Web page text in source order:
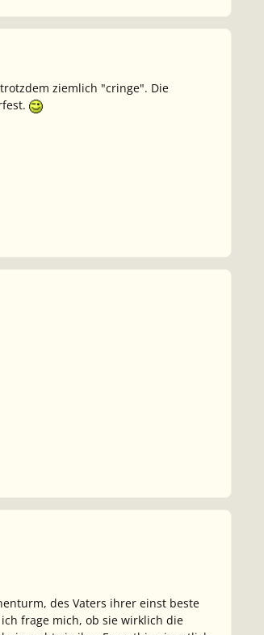
ziemlich "cringe". Die
des Vaters ihrer einst beste
frage mich, ob sie wirklich die